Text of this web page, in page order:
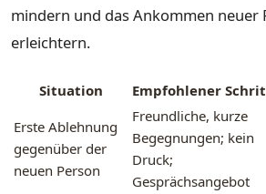
mindern und das Ankommen neuer
erleichtern.
Situation Empfohlener
Erste Ablehnung
gegenüber der
neuen Person
Freundliche, kurze
Begegnungen; kein
Druck;
Gesprächsangebot